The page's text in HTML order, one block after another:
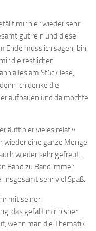
mir hier wieder sehr
gut rein und diese
Ende muss ich sagen, bin
die restlichen
alles am Stück lese,
ich denke die
aufbauen und da möchte
hier vieles relativ
wieder eine ganze Menge
wieder sehr gefreut,
Band zu Band immer
insgesamt sehr viel Spaß.
mit seiner
das gefällt mir bisher
wenn man die Thematik